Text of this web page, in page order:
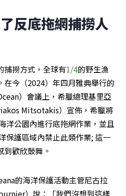
反底拖網捕撈人
捕撈方式，全球有1/4的野生漁
在今（2024）年四月雅典舉行的
）會議上，希臘總理基里亞
Mitsotakis）宣佈，希臘將
洋公園內進行底拖網作業，並且
保護區域內禁止此類作業; 這一
歡欣鼓舞。
的海洋保護活動主管尼古拉
）說：「我們沒想到這樣